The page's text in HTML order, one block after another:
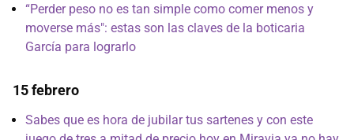
“Perder peso no es tan simple como comer menos y
moverse más": estas son las claves de la boticaria
García para lograrlo
15 febrero
Sabes que es hora de jubilar tus sartenes y con este